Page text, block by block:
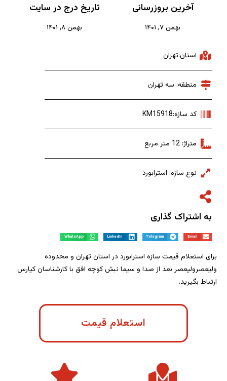
آخرین بروزرسانی
بهمن ۷, ۱۴۰۱
تاریخ درج در سایت
بهمن ۸, ۱۴۰۱
استان:تهران
منطقه: سه تهران
کد سازه:KM15918
متراژ: 12 متر مربع
نوع سازه: استرابورد
به اشتراک گذاری
Email
Telegram
LinkedIn
WhatsApp
برای استعلام قیمت سازه استرابورد در استان تهران و محدوده
ولیعصرولیعصر بعد از صدا و سیما نبش کوچه افق با کارشناسان کیارس
ارتباط بگیرید.
استعلام قیمت